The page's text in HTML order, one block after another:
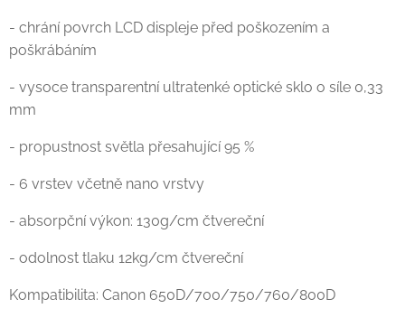
- chrání povrch LCD displeje před poškozením a
poškrábáním
- vysoce transparentní ultratenké optické sklo o síle 0,33
mm
- propustnost světla přesahující 95 %
- 6 vrstev včetně nano vrstvy
- absorpční výkon: 130g/cm čtvereční
- odolnost tlaku 12kg/cm čtvereční
Kompatibilita: Canon 650D/700/750/760/800D